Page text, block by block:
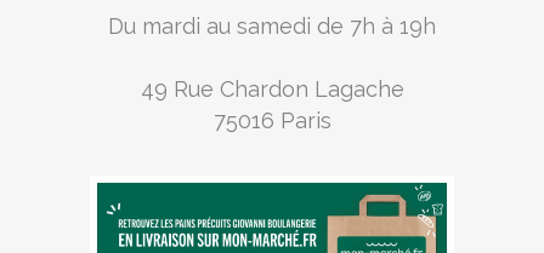
Du mardi au samedi de 7h à 19h
49 Rue Chardon Lagache
75016 Paris